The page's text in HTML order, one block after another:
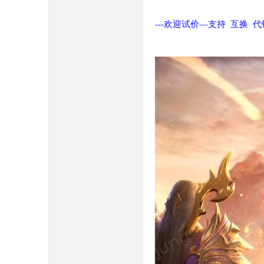
---欢迎试价---支持 互换 代